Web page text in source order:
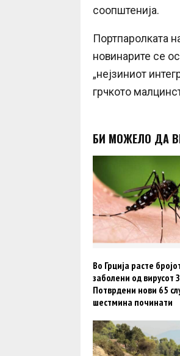
соопштенија.
Портпаролката
новинарите се
„нејзиниот
грчкото
БИ МОЖЕЛО ДА
Во Грција расте
заболени од вирусот
Потврдени нови 65
шестмина починати